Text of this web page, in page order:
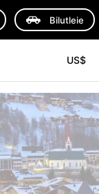
Bilutleie
US$